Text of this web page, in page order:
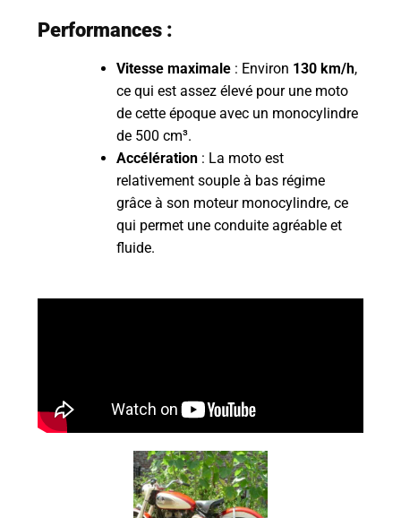
Performances :
Vitesse maximale : Environ 130 km/h,
ce qui est assez élevé pour une moto
de cette époque avec un monocylindre
de 500 cm³.
Accélération : La moto est
relativement souple à bas régime
grâce à son moteur monocylindre, ce
qui permet une conduite agréable et
fluide.